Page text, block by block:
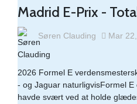
Madrid E-Prix -
Søren Clauding Mar
2026 Formel E
- og Jaguar naturligvisFormel
havde svært ved at holde